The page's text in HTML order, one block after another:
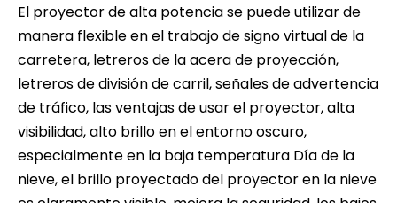
El proyector de alta potencia se puede utilizar de
manera flexible en el trabajo de signo virtual de la
carretera, letreros de la acera de proyección,
letreros de división de carril, señales de advertencia
de tráfico, las ventajas de usar el proyector, alta
visibilidad, alto brillo en el entorno oscuro,
especialmente en la baja temperatura Día de la
nieve, el brillo proyectado del proyector en la nieve